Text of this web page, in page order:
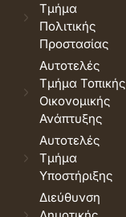
Τμήμα
Πολιτικής
Προστασίας
Αυτοτελές
Τμήμα Τοπικής
Οικονομικής
Ανάπτυξης
Αυτοτελές
Τμήμα
Υποστήριξης
Διεύθυνση